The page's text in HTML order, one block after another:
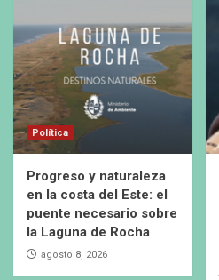
Política
Progreso y naturaleza
en la costa del Este: el
puente necesario sobre
la Laguna de Rocha
agosto 8, 2026